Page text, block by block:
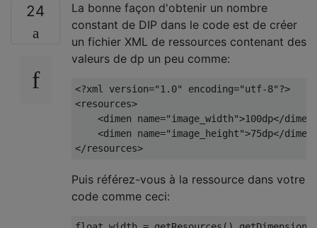
24
La bonne façon d'obtenir un nombre
constant de DIP dans le code est de créer
un fichier XML de ressources contenant des
valeurs de dp un peu comme:
<?xml version="1.0" encoding="utf-8"?>
<resources>
<dimen
name="image_width">100dp</
<dimen
name="image_height">75dp</
</resources>
Puis référez-vous à la ressource dans votre
code comme ceci: